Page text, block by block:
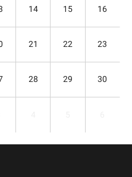
14 15 16
21 22 23
28 29 30